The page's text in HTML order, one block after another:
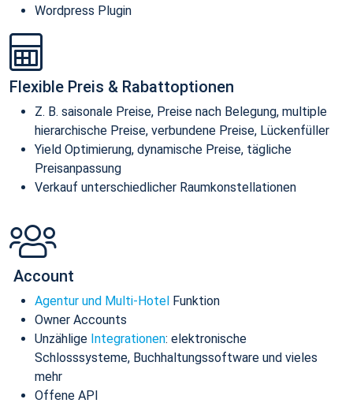
Wordpress Plugin
Flexible Preis & Rabattoptionen
Z. B. saisonale Preise, Preise nach Belegung, multiple
hierarchische Preise, verbundene Preise, Lückenfüller
Yield Optimierung, dynamische Preise, tägliche
Preisanpassung
Verkauf unterschiedlicher Raumkonstellationen
Account
Agentur und Multi-Hotel Funktion
Owner Accounts
Unzählige Integrationen: elektronische
Schlosssysteme, Buchhaltungssoftware und vieles
mehr
Offene API